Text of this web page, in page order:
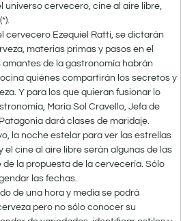
universo cervecero, cine al aire libre,
(*).
cervecero Ezequiel Ratti, se dictarán
materias primas y pasos en el
de la gastronomía habrán
quiénes compartirán los secretos y
Y para los que quieran fusionar lo
María Sol Cravello, Jefa de
dará clases de maridaje.
la noche estelar para ver las estrellas
el cine al aire libre serán algunas de las
la propuesta de la cervecería. Sólo
las fechas.
de una hora y media se podrá
pero no sólo conocer su